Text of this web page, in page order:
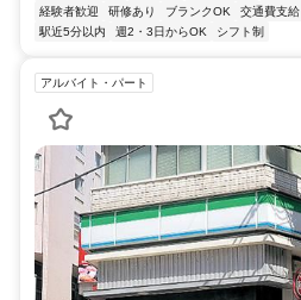
経験者歓迎
研修あり ブランクOK 交通費支給
駅近5分以内
週2・3日からOK シフト制
アルバイト・パート